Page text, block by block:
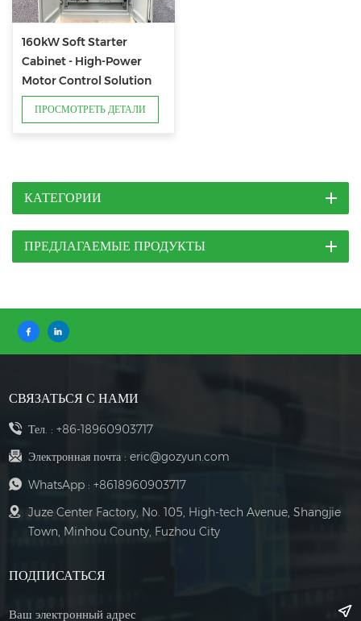
160kW Soft Starter
Cabinet - High-Power
Motor Control Solution
for Industrial Heavy-Duty
ПРОСМОТРЕТЬ ДЕТАЛИ
КАТЕГОРИИ
ПРЕДЛАГАЕМЫЕ ПРОДУКТЫ
СВЯЗАТЬСЯ С НАМИ
Тел. : +86-18960903717
Электронная почта : eric@gozyun.com
WhatsApp : +8618960903717
Juze Center Factory, No. 105, High-tech Avenue, Shangjie
Town, Minhou County, Fuzhou City
ПОДПИСАТЬСЯ